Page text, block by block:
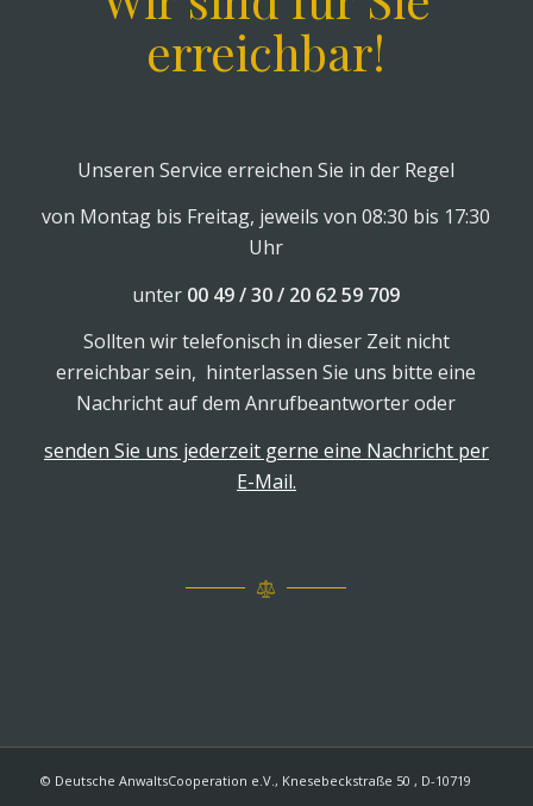
erreichbar!
Unseren Service erreichen Sie in der Regel
von Montag bis Freitag, jeweils von 08:30 bis 17:30
Uhr
unter 00 49 / 30 / 20 62 59 709
Sollten wir telefonisch in dieser Zeit nicht
erreichbar sein, hinterlassen Sie uns bitte eine
Nachricht auf dem Anrufbeantworter oder
senden Sie uns jederzeit gerne eine Nachricht per
E-Mail.
© Deutsche AnwaltsCooperation e.V., Knesebeckstraße 50 , D-10719